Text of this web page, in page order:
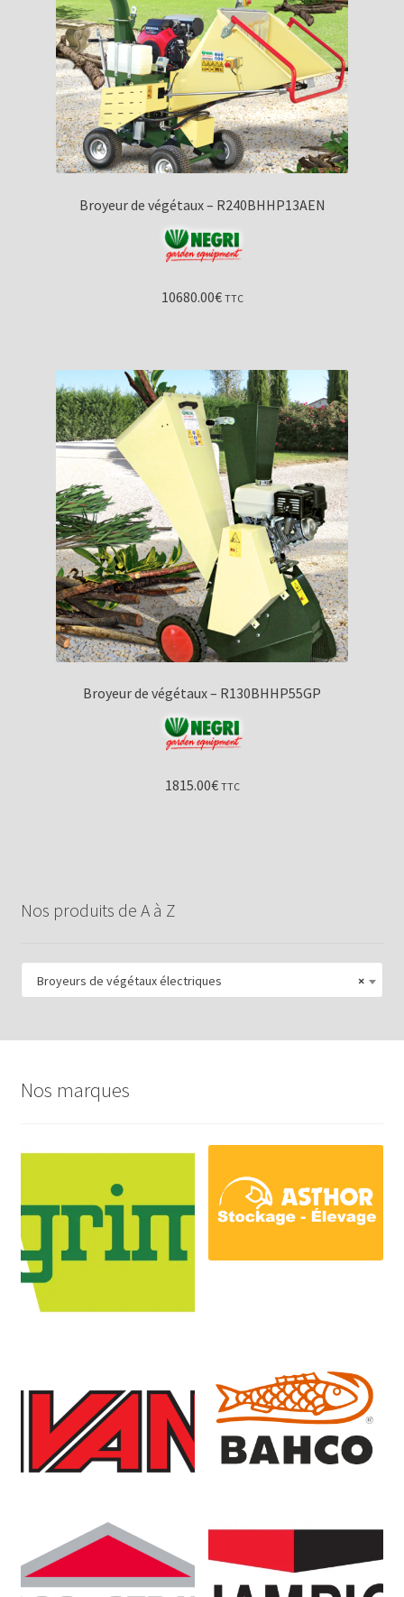
Broyeur de végétaux – R240BHHP13AEN
10680.00€ TTC
Broyeur de végétaux – R130BHHP55GP
1815.00€ TTC
Nos produits de A à Z
×
Broyeurs de végétaux électriques
Nos marques